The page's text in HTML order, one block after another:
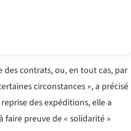
des contrats, ou, en tout cas, par
circonstances », a précisé
des expéditions, elle a
preuve de « solidarité »